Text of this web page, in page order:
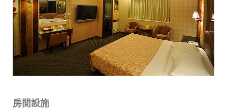
房間設施